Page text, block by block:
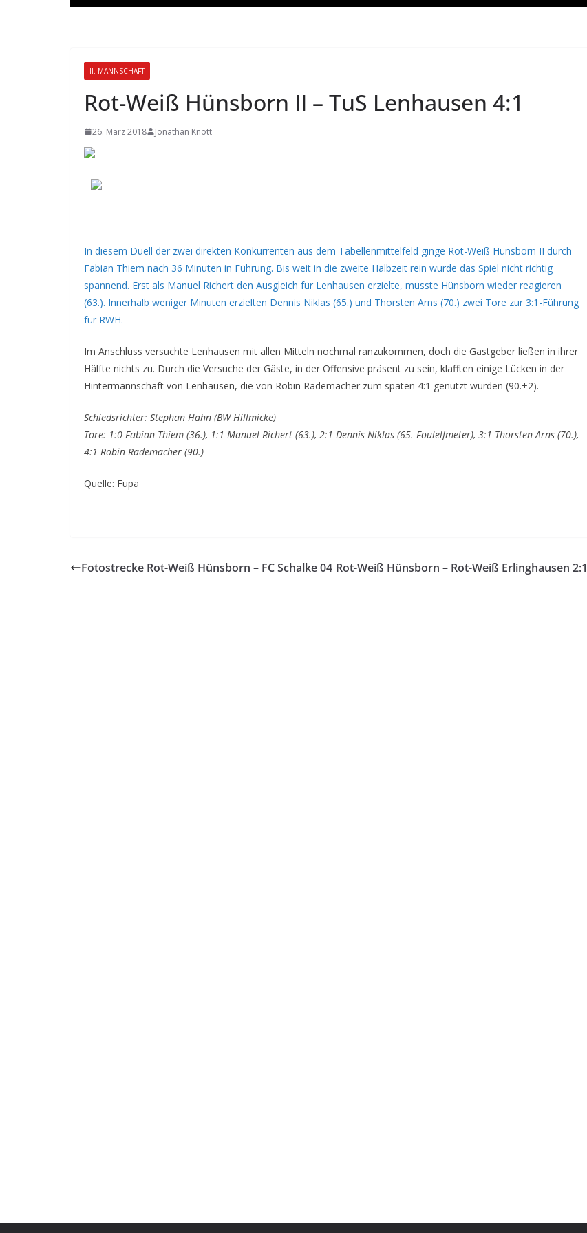
II. MANNSCHAFT
Rot-Weiß Hünsborn II – TuS Lenhausen 4:1
26. März 2018 Jonathan Knott
In diesem Duell der zwei direkten Konkurrenten aus dem Tabellenmittelfeld ginge Rot-Weiß Hünsborn II durch
Fabian Thiem nach 36 Minuten in Führung. Bis weit in die zweite Halbzeit rein wurde das Spiel nicht richtig
spannend. Erst als Manuel Richert den Ausgleich für Lenhausen erzielte, musste Hünsborn wieder reagieren
(63.). Innerhalb weniger Minuten erzielten Dennis Niklas (65.) und Thorsten Arns (70.) zwei Tore zur 3:1-Führung
für RWH.
Im Anschluss versuchte Lenhausen mit allen Mitteln nochmal ranzukommen, doch die Gastgeber ließen in ihrer
Hälfte nichts zu. Durch die Versuche der Gäste, in der Offensive präsent zu sein, klafften einige Lücken in der
Hintermannschaft von Lenhausen, die von Robin Rademacher zum späten 4:1 genutzt wurden (90.+2).
Schiedsrichter: Stephan Hahn (BW Hillmicke)
Tore: 1:0 Fabian Thiem (36.), 1:1 Manuel Richert (63.), 2:1 Dennis Niklas (65. Foulelfmeter), 3:1 Thorsten Arns (70.),
4:1 Robin Rademacher (90.)
Quelle: Fupa
Fotostrecke Rot-Weiß Hünsborn – FC Schalke 04 Rot-Weiß Hünsborn – Rot-Weiß Erlinghausen 2:1